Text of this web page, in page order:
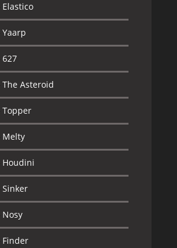
Elastico
Yaarp
627
The Asteroid
Topper
Melty
Houdini
Sinker
Nosy
Finder